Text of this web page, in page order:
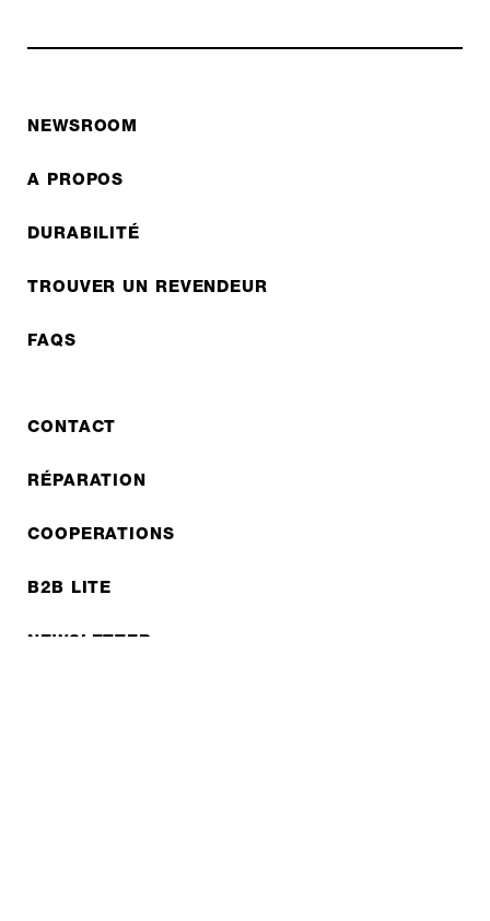
NEWSROOM
A PROPOS
DURABILITÉ
TROUVER UN REVENDEUR
FAQS
CONTACT
RÉPARATION
COOPERATIONS
B2B LITE
NEWSLETTER